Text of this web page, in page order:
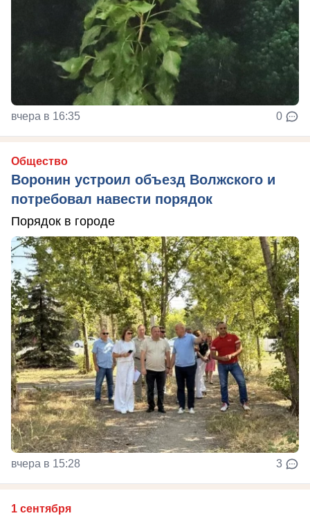
вчера в 16:35 0
Общество
Воронин устроил объезд Волжского и
потребовал навести порядок
Порядок в городе
вчера в 15:28 3
1 сентября